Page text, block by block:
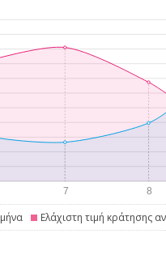
Ελάχιστη τιμή κράτησης